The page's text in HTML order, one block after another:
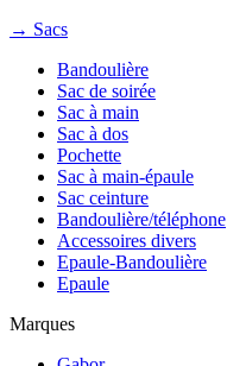
→ Sacs
Bandoulière
Sac de soirée
Sac à main
Sac à dos
Pochette
Sac à main-épaule
Sac ceinture
Bandoulière/téléphone
Accessoires divers
Epaule-Bandoulière
Epaule
Marques